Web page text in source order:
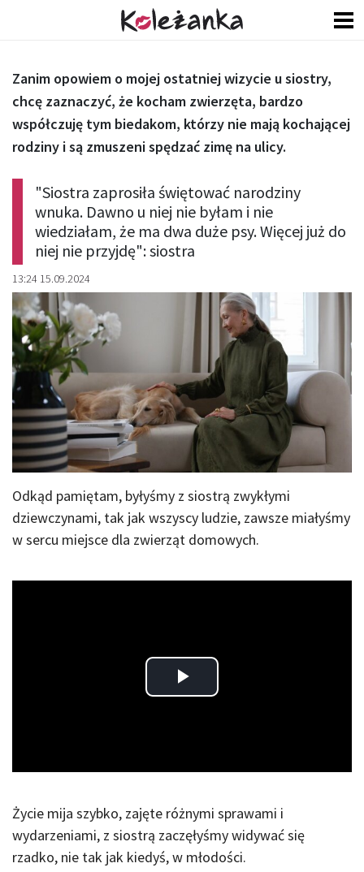
"Siostra zaprosiła świętować narodziny
wnuka. Dawno u niej nie byłam i nie
wiedziałam, że ma dwa duże psy. Więcej już do
niej nie przyjdę": siostra
13:24 15.09.2024
Zanim opowiem o mojej ostatniej wizycie u siostry,
chcę zaznaczyć, że kocham zwierzęta, bardzo
współczuję tym biedakom, którzy nie mają kochającej
rodziny i są zmuszeni spędzać zimę na ulicy.
Odkąd pamiętam, byłyśmy z siostrą zwykłymi
dziewczynami, tak jak wszyscy ludzie, zawsze miałyśmy
w sercu miejsce dla zwierząt domowych.
Play
Życie mija szybko, zajęte różnymi sprawami i
wydarzeniami, z siostrą zaczęłyśmy widywać się
rzadko, nie tak jak kiedyś, w młodości.